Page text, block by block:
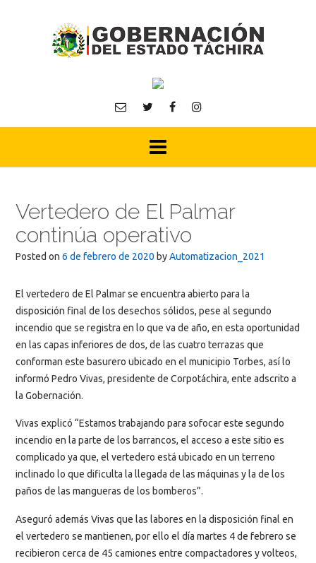
Vertedero de El Palmar
continúa operativo
Posted on 6 de febrero de 2020 byAutomatizacion_2021
El vertedero de El Palmar se encuentra abierto para la
disposición final de los desechos sólidos, pese al segundo
incendio que se registra en lo que va de año, en esta oportunidad
en las capas inferiores de dos, de las cuatro terrazas que
conforman este basurero ubicado en el municipio Torbes, así lo
informó Pedro Vivas, presidente de Corpotáchira, ente adscrito a
la Gobernación.
Vivas explicó “Estamos trabajando para sofocar este segundo
incendio en la parte de los barrancos, el acceso a este sitio es
complicado ya que, el vertedero está ubicado en un terreno
inclinado lo que dificulta la llegada de las máquinas y la de los
paños de las mangueras de los bomberos”.
Aseguró además Vivas que las labores en la disposición final en
el vertedero se mantienen, por ello el día martes 4 de febrero se
recibieron cerca de 45 camiones entre compactadores y volteos,